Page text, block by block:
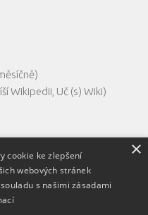
Wikipedii, Uč (s) Wiki)
×
cookie ke zlepšení
webových stránek
s našimi zásadami